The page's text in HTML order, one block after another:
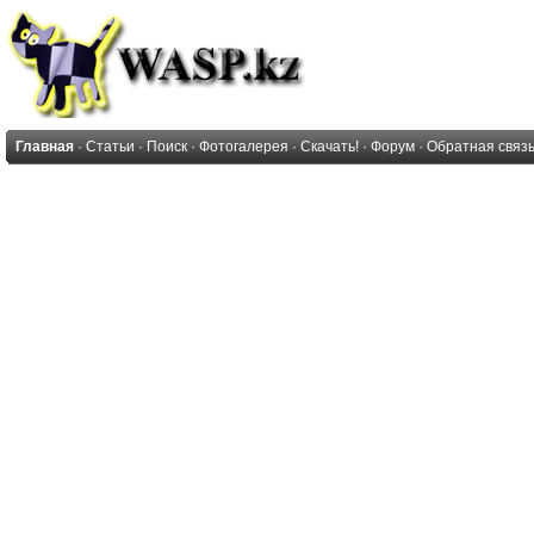
Главная · Статьи · Поиск · Фотогалерея · Скачать! · Форум · Обратная связь